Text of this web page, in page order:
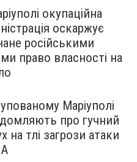
окупаційна
оскаржує
російськими
право власності на
Маріуполі
про гучний
на тлі загрози атаки